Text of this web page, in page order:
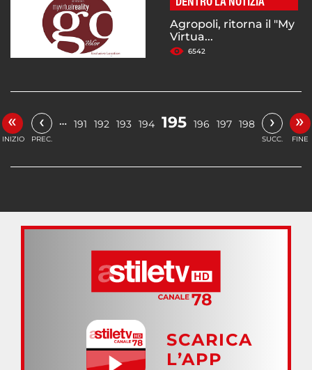
DENTRO LA NOTIZIA
Agropoli, ritorna il "My
Virtua...
6542
«
INIZIO
‹
PREC.
… 191 192 193 194 195 196 197 198 ›
SUCC.
»
FINE
SCARICA
L’APP